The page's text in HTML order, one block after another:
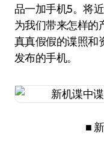
品一加手机5。将
为我们带来怎样的
真真假假的谍照和
发布的手机。
■